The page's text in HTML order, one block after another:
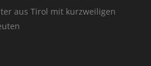
aus Tirol mit kurzweiligen